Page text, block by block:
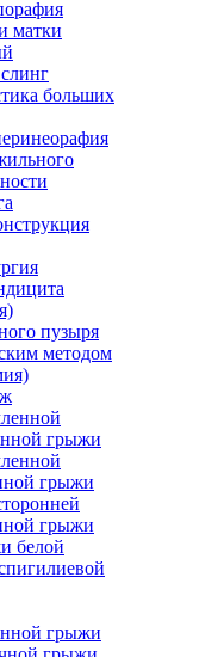
матки
больших
пузыря
методом
грыжи
грыжи
грыжи
белой
грыжи